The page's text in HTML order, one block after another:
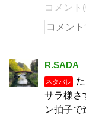
コメント
R.SADA
ネタバレ
サラ様さ
ン拍子で